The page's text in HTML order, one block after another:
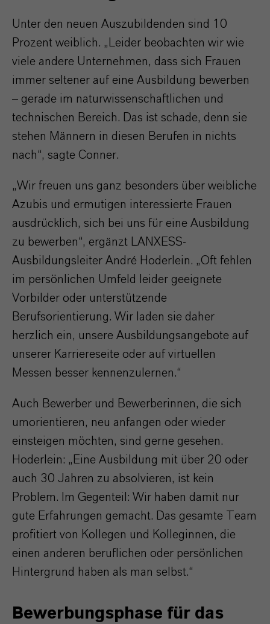
Unter den neuen Auszubildenden sind 10
Prozent weiblich. „Leider beobachten wir wie
viele andere Unternehmen, dass sich Frauen
immer seltener auf eine Ausbildung bewerben
– gerade im naturwissenschaftlichen und
technischen Bereich. Das ist schade, denn sie
stehen Männern in diesen Berufen in nichts
nach“, sagte Conner.
„Wir freuen uns ganz besonders über weibliche
Azubis und ermutigen interessierte Frauen
ausdrücklich, sich bei uns für eine Ausbildung
zu bewerben“, ergänzt LANXESS-
Ausbildungsleiter André Hoderlein. „Oft fehlen
im persönlichen Umfeld leider geeignete
Vorbilder oder unterstützende
Berufsorientierung. Wir laden sie daher
herzlich ein, unsere Ausbildungsangebote auf
unserer Karriereseite oder auf virtuellen
Messen besser kennenzulernen.“
Auch Bewerber und Bewerberinnen, die sich
umorientieren, neu anfangen oder wieder
einsteigen möchten, sind gerne gesehen.
Hoderlein: „Eine Ausbildung mit über 20 oder
auch 30 Jahren zu absolvieren, ist kein
Problem. Im Gegenteil: Wir haben damit nur
gute Erfahrungen gemacht. Das gesamte Team
profitiert von Kollegen und Kolleginnen, die
einen anderen beruflichen oder persönlichen
Hintergrund haben als man selbst.“
Bewerbungsphase für das